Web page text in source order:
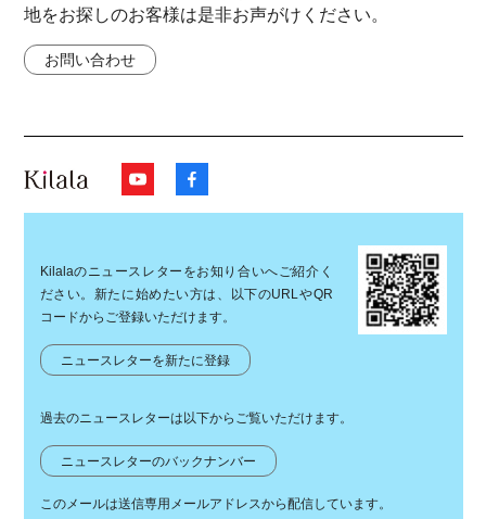
地をお探しのお客様は是非お声がけください。
お問い合わせ
Kilalaのニュースレターをお知り合いへご紹介く
ださい。新たに始めたい方は、以下のURLやQR
コードからご登録いただけます。
ニュースレターを新たに登録
過去のニュースレターは以下からご覧いただけます。
ニュースレターのバックナンバー
このメールは送信専用メールアドレスから配信しています。